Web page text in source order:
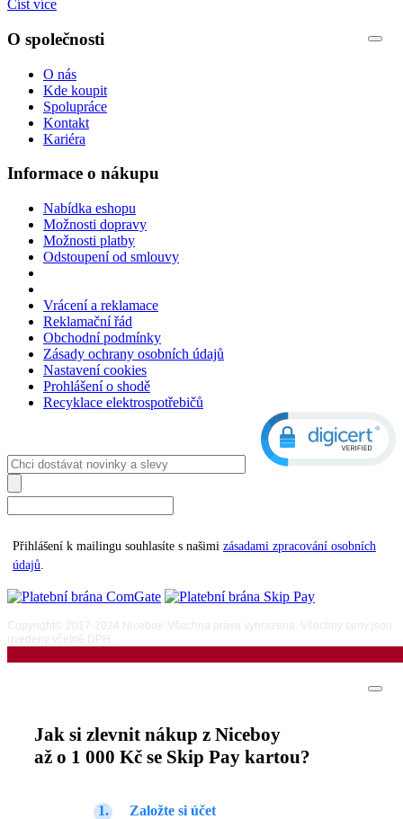
Číst více
O společnosti
O nás
Kde koupit
Spolupráce
Kontakt
Kariéra
Informace o nákupu
Nabídka eshopu
Možnosti dopravy
Možnosti platby
Odstoupení od smlouvy
Vrácení a reklamace
Reklamační řád
Obchodní podmínky
Zásady ochrany osobních údajů
Nastavení cookies
Prohlášení o shodě
Recyklace elektrospotřebičů
Přihlášení k mailingu souhlasíte s našimi zásadami zpracování osobních
údajů
Copyright© 2017-2024 Niceboy. Všechna práva vyhrazena. Všechny ceny jsou
uvedeny včetně DPH.
Jak si zlevnit nákup z Niceboy
až o 1 000 Kč se Skip Pay kartou?
1. Založte si účet